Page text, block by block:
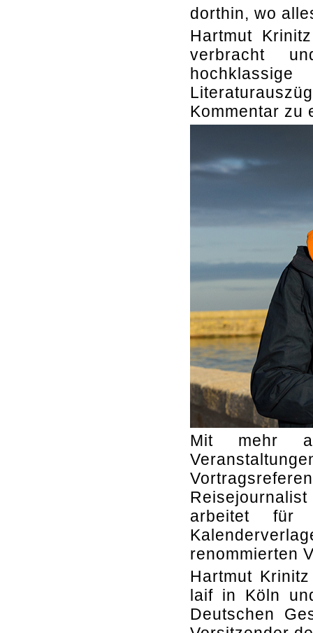
dorthin, wo
Hartmut
verbracht
Kommentar zu
Mit mehr
arbeitet für
renommierten
Hartmut
laif in Köln
Deutschen